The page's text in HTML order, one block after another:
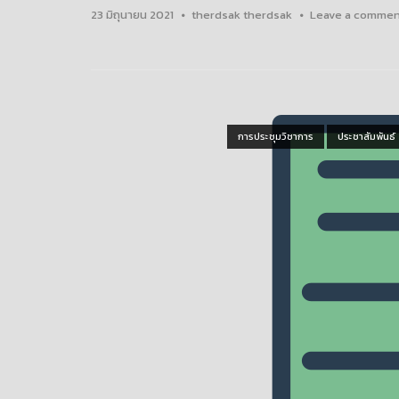
23 มิถุนายน 2021 therdsak therdsak Leave a
การประชุมวิชาการ ประชาสัมพันธ์